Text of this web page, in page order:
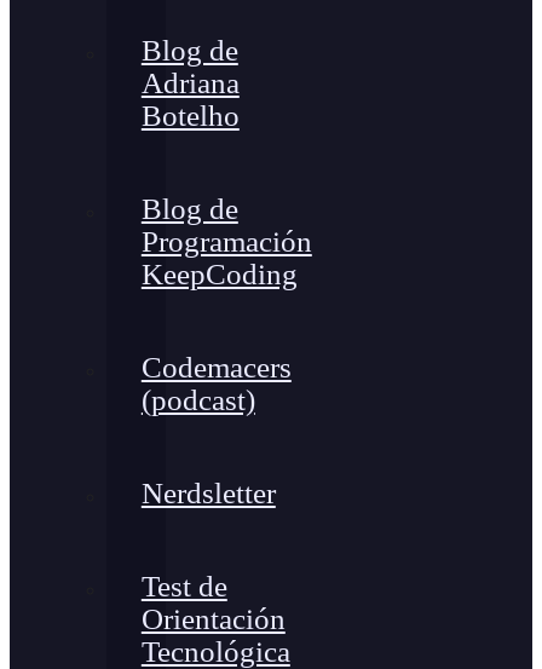
Blog de
Adriana
Botelho
Blog de
Programación
KeepCoding
Codemacers
(podcast)
Nerdsletter
Test de
Orientación
Tecnológica